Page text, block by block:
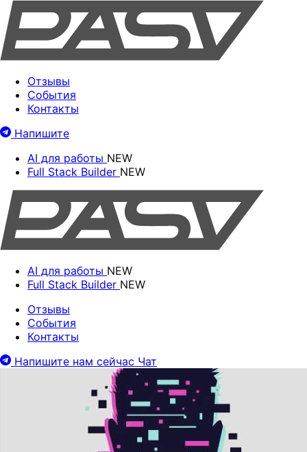
Отзывы
События
Контакты
Напишите
AI для работы NEW
Full Stack Builder NEW
AI для работы NEW
Full Stack Builder NEW
Отзывы
События
Контакты
Напишите нам сейчас Чат